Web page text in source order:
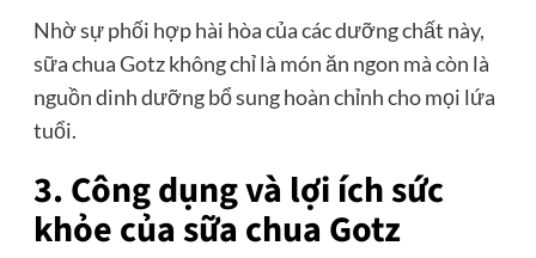
Nhờ sự phối hợp hài hòa của các dưỡng chất này,
sữa chua Gotz không chỉ là món ăn ngon mà còn là
nguồn dinh dưỡng bổ sung hoàn chỉnh cho mọi lứa
tuổi.
3. Công dụng và lợi ích sức
khỏe của sữa chua Gotz